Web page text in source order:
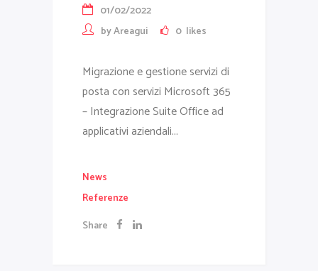
01/02/2022
byAreagui 0 likes
Migrazione e gestione servizi di
posta con servizi Microsoft 365
– Integrazione Suite Office ad
applicativi aziendali...
News
Referenze
Share